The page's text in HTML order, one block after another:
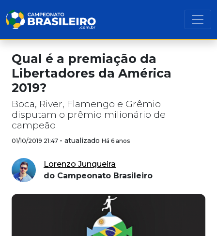
Qual é a premiação da
Libertadores da América
2019?
Boca, River, Flamengo e Grêmio
disputam o prêmio milionário de
campeão
01/10/2019 21:47 - atualizado Há 6 anos
Lorenzo Junqueira
do Campeonato Brasileiro